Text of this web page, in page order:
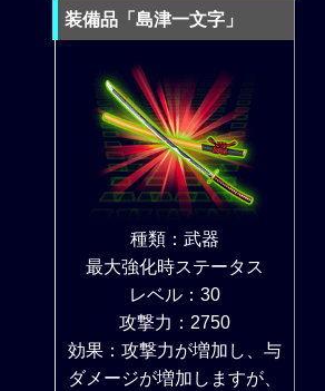
装備品「島津一文字」
種類：武器
最大強化時ステータス
レベル：30
攻撃力：2750
効果：攻撃力が増加し、与
ダメージが増加しますが、